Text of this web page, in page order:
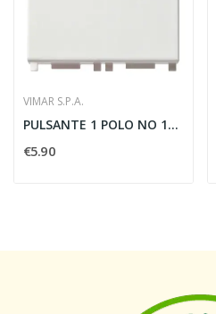
VIMAR S.P.A.
PULSANTE 1 POLO NO 10A 2 MODULI BIANCO - VIMAR...
€5.90